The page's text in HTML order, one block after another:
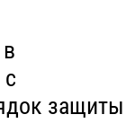
защиты